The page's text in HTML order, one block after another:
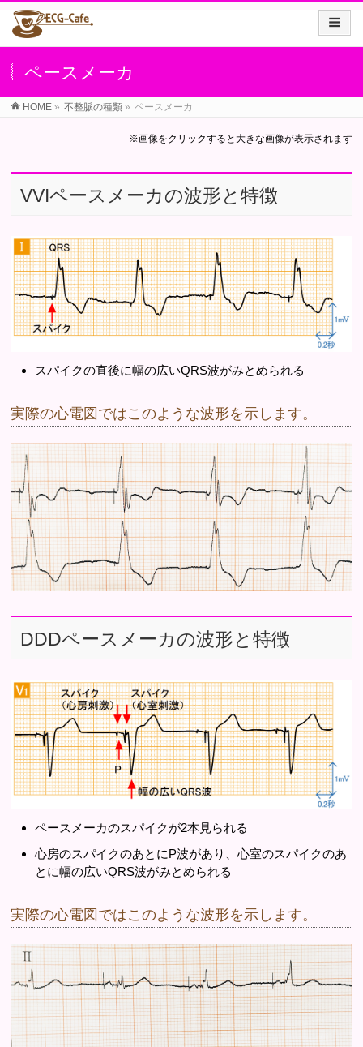
ペースメーカ
HOME » 不整脈の種類 » ペースメーカ
※画像をクリックすると大きな画像が表示されます
VVIペースメーカの波形と特徴
スパイクの直後に幅の広いQRS波がみとめられる
実際の心電図ではこのような波形を示します。
DDDペースメーカの波形と特徴
ペースメーカのスパイクが2本見られる
心房のスパイクのあとにP波があり、心室のスパイクのあ
とに幅の広いQRS波がみとめられる
実際の心電図ではこのような波形を示します。